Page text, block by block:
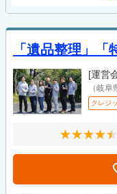
「遺品整理」
[運営
（岐
クレジ